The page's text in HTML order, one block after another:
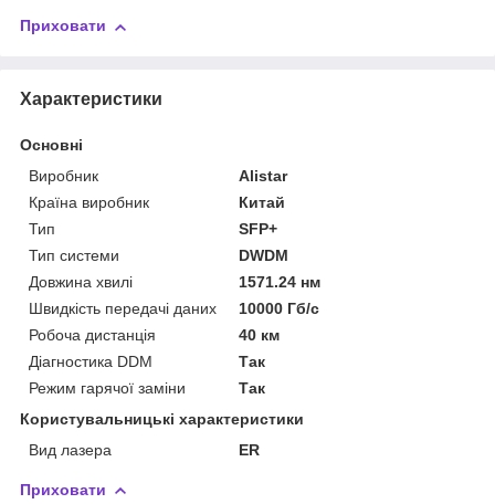
Приховати
Характеристики
Основні
Виробник
Alistar
Країна виробник
Китай
Тип
SFP+
Тип системи
DWDM
Довжина хвилі
1571.24 нм
Швидкість передачі даних
10000 Гб/с
Робоча дистанція
40 км
Діагностика DDM
Так
Режим гарячої заміни
Так
Користувальницькі характеристики
Вид лазера
ER
Приховати